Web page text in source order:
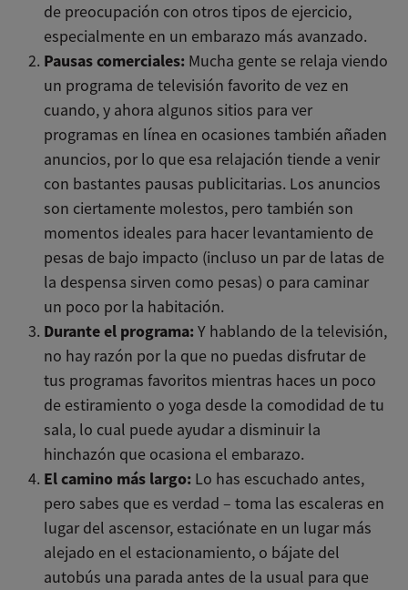
de preocupación con otros tipos de ejercicio,
especialmente en un embarazo más avanzado.
Pausas comerciales: Mucha gente se relaja viendo
un programa de televisión favorito de vez en
cuando, y ahora algunos sitios para ver
programas en línea en ocasiones también añaden
anuncios, por lo que esa relajación tiende a venir
con bastantes pausas publicitarias. Los anuncios
son ciertamente molestos, pero también son
momentos ideales para hacer levantamiento de
pesas de bajo impacto (incluso un par de latas de
la despensa sirven como pesas) o para caminar
un poco por la habitación.
Durante el programa: Y hablando de la televisión,
no hay razón por la que no puedas disfrutar de
tus programas favoritos mientras haces un poco
de estiramiento o yoga desde la comodidad de tu
sala, lo cual puede ayudar a disminuir la
hinchazón que ocasiona el embarazo.
El camino más largo: Lo has escuchado antes,
pero sabes que es verdad – toma las escaleras en
lugar del ascensor, estaciónate en un lugar más
alejado en el estacionamiento, o bájate del
autobús una parada antes de la usual para que